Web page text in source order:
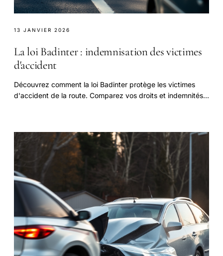
13 JANVIER 2026
La loi Badinter : indemnisation des victimes
d'accident
Découvrez comment la loi Badinter protège les victimes
d'accident de la route. Comparez vos droits et indemnités